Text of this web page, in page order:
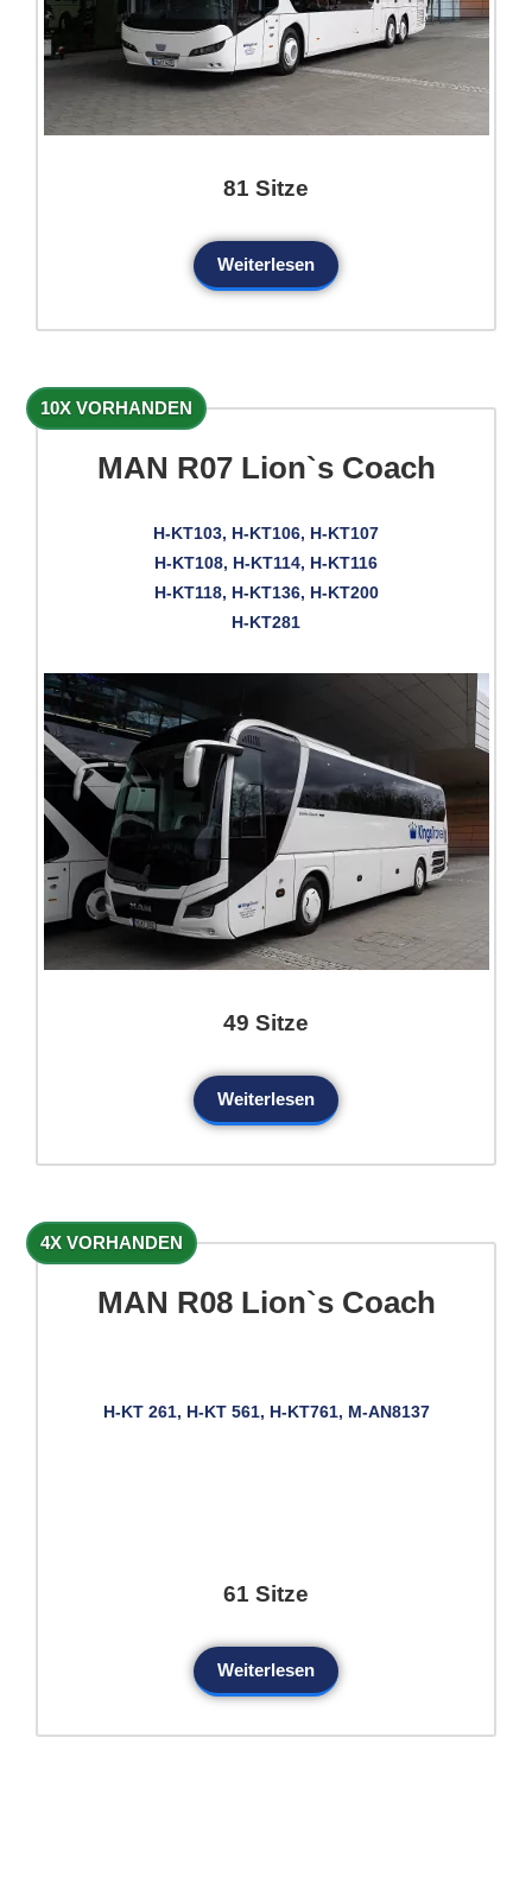
81 Sitze
Weiterlesen
10X VORHANDEN
MAN R07 Lion`s Coach
H-KT103, H-KT106, H-KT107
H-KT108, H-KT114, H-KT116
H-KT118, H-KT136, H-KT200
H-KT281
49 Sitze
Weiterlesen
4X VORHANDEN
MAN R08 Lion`s Coach
H-KT 261, H-KT 561, H-KT761, M-AN8137
61 Sitze
Weiterlesen